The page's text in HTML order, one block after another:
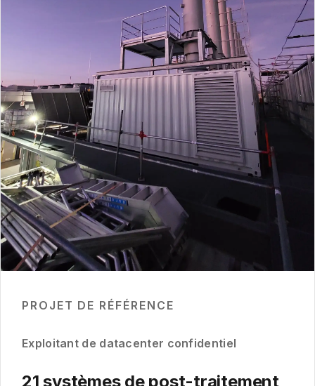
PROJET DE RÉFÉRENCE
Exploitant de datacenter confidentiel
21 systèmes de post-traitement